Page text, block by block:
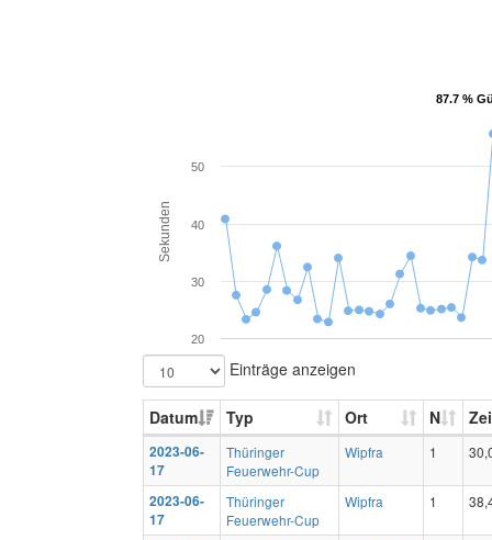
87.7 %
87.7 %
Sekunden
20
30
40
50
Einträge anzeigen
Datum Typ Ort N
2023-06-
17
Thüringer
Feuerwehr-Cup
Wipfra 1
2023-06-
17
Thüringer
Feuerwehr-Cup
Wipfra 1